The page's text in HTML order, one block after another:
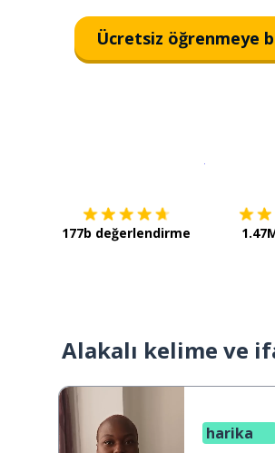
Ücretsiz öğrenmeye
177b değerlendirme
Alakalı kelime ve
harika